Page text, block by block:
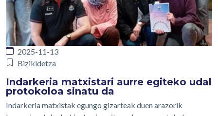
2025-11-13
Bizikidetza
Indarkeria matxistari aurre egiteko udal
protokoloa sinatu da
Indarkeria matxistak egungo gizarteak duen arazorik